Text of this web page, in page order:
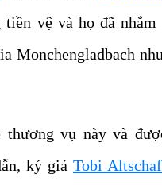
tiền vệ và họ đã
Monchengladbach
thương vụ này và
ký giả Tobi